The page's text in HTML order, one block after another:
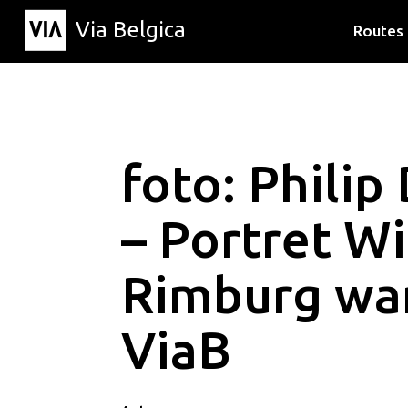
Via Belgica Routes
foto: Philip
– Portret
Rimburg
ViaB